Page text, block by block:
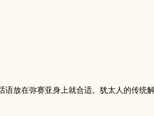
放在弥赛亚身上就合适。犹太人的传统